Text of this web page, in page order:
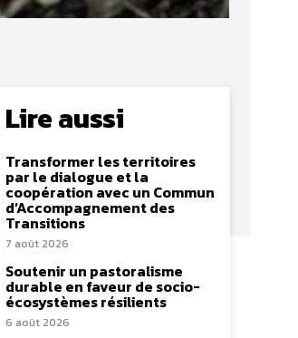
Lire aussi
Transformer les territoires
par le dialogue et la
coopération avec un Commun
d’Accompagnement des
Transitions
7 août 2026
Soutenir un pastoralisme
durable en faveur de socio-
écosystèmes résilients
6 août 2026